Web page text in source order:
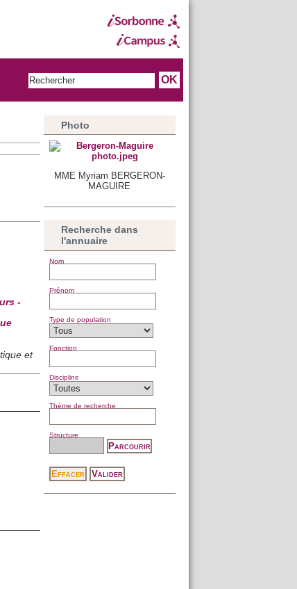
-
et
Photo
MME Myriam BERGERON-
MAGUIRE
Recherche dans
l'annuaire
Nom
Prénom
Type de population
Fonction
Discipline
Thème de recherche
Structure